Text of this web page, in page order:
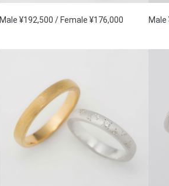
Male ¥192,500 / Female ¥176,000 Male